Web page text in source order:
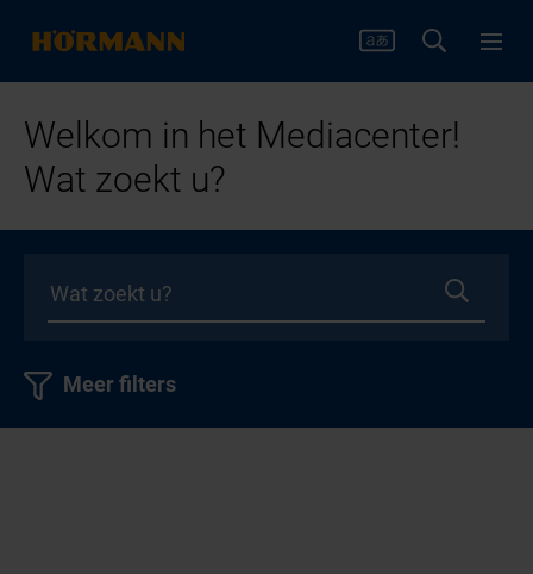
Welkom in het Mediacenter!
Wat zoekt u?
Meer filters